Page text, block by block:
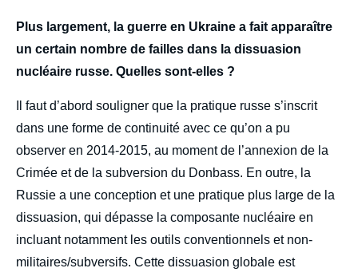
Plus largement, la guerre en Ukraine a fait apparaître
un certain nombre de failles dans la dissuasion
nucléaire russe. Quelles sont-elles ?
Il faut d’abord souligner que la pratique russe s’inscrit
dans une forme de continuité avec ce qu’on a pu
observer en 2014-2015, au moment de l’annexion de la
Crimée et de la subversion du Donbass. En outre, la
Russie a une conception et une pratique plus large de la
dissuasion, qui dépasse la composante nucléaire en
incluant notamment les outils conventionnels et non-
militaires/subversifs. Cette dissuasion globale est